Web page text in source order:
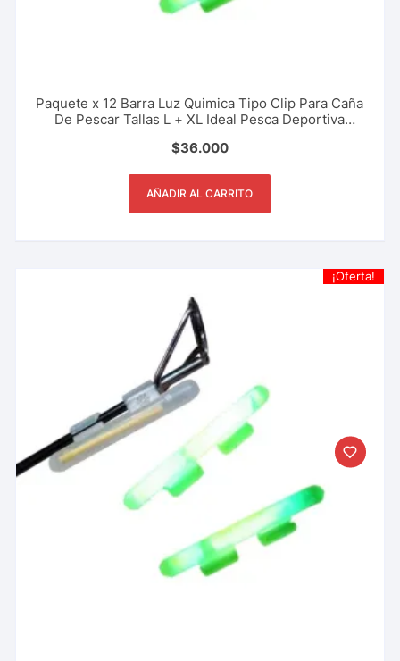
Paquete x 12 Barra Luz Quimica Tipo Clip Para Caña
De Pescar Tallas L + XL Ideal Pesca Deportiva
$36.000
AÑADIR AL CARRITO
¡Oferta!